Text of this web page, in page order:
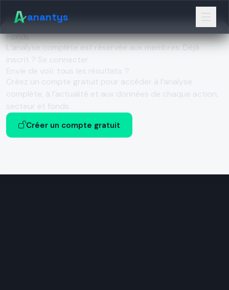
anantys
Fonds
L’analyse complète est réservée aux membres.Déjà
inscrit ? Se connecter
Envie de voir tous les résultats ?
Créez un compte gratuit pour accéder à l’analyse
complète, à l’actualité et aux données de chaque action,
secteur et fonds.
Créer un compte gratuit